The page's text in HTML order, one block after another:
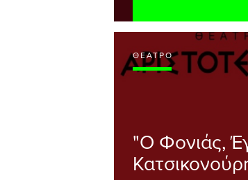
ΘΈΑΤΡΟ
"Ο Φονιάς,